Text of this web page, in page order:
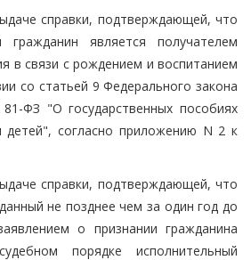
справки, подтверждающей, что
является получателем
в связи с рождением и воспитанием
со статьей 9 Федерального закона
ФЗ "О государственных пособиях
согласно приложению N 2 к
справки, подтверждающей, что
не позднее чем за один год до
о признании гражданина
порядке исполнительный